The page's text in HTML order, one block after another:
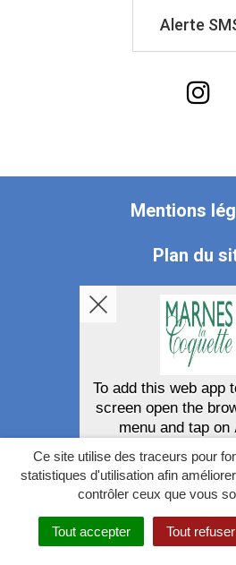
Ce site utilise des traceurs pour
statistiques d'utilisation afin
contrôler ceux que vous
Tout accepter Tout refuser
Alerte
Mentions
Plan du
Politique de
Gerer mes
To add this web app
screen open the
menu and tap on
The menu can be
the menu hardware
has one, or by tapping the
icon
.